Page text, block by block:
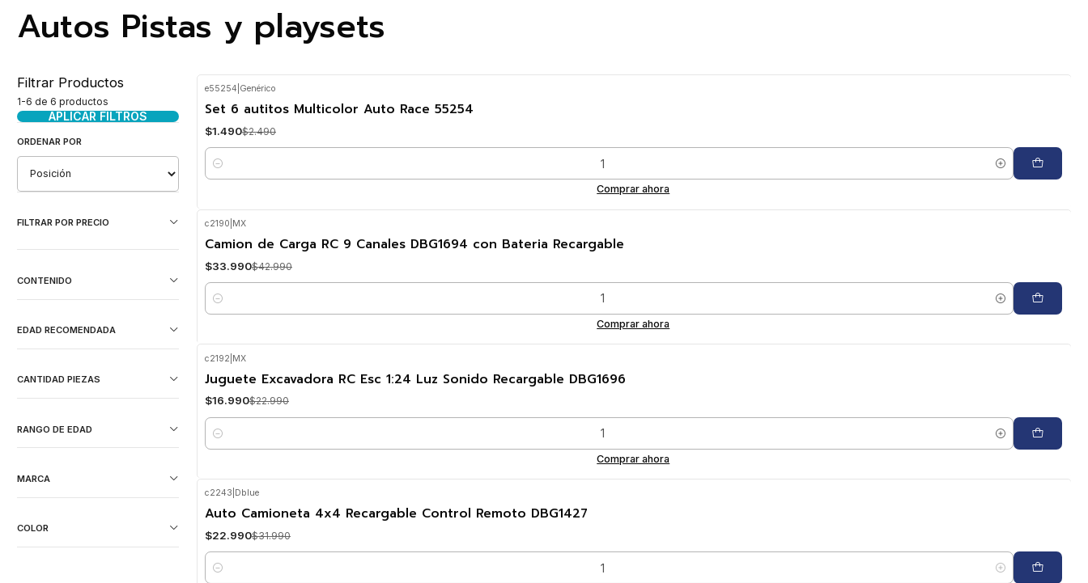
Autos Pistas y playsets
Filtrar Productos
1-6 de 6 productos
APLICAR FILTROS
ORDENAR POR
FILTRAR POR PRECIO
CONTENIDO
EDAD RECOMENDADA
CANTIDAD PIEZAS
RANGO DE EDAD
MARCA
COLOR
-40% OFF
e55254 Genérico
Set 6 autitos Multicolor Auto Race 55254
$1.490$2.490
Cantidad
Comprar ahora
OFF
c2190 MX
Camion de Carga RC 9 Canales DBG1694 con Bateria Recargable
$33.990$42.990
Cantidad
Comprar ahora
c2192 MX
Juguete Excavadora RC Esc 1:24 Luz Sonido Recargable DBG1696
$16.990$22.990
Cantidad
Comprar ahora
c2243 Dblue
Auto Camioneta 4x4 Recargable Control Remoto DBG1427
$22.990$31.990
Cantidad